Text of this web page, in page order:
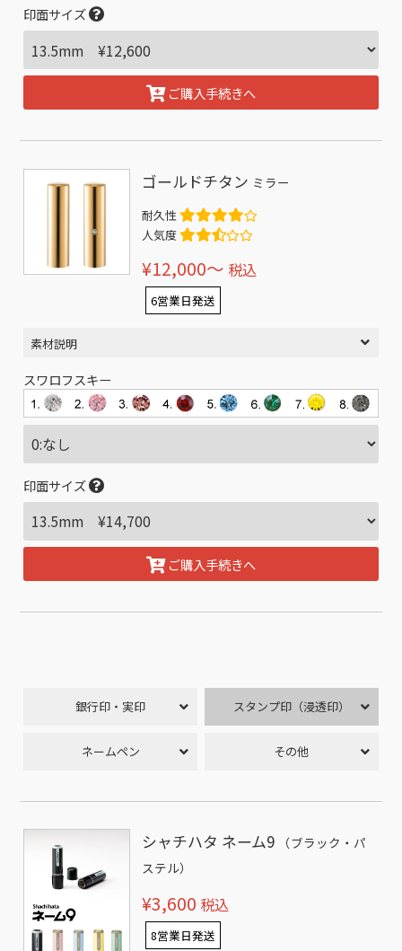
印面サイズ
ご購入手続きへ
ゴールドチタン ミラー
耐久性
人気度
¥12,000〜 税込
6営業日発送
素材説明
スワロフスキー
印面サイズ
ご購入手続きへ
銀行印・実印 スタンプ印（浸透印）
ネームペン その他
シャチハタ ネーム9
（ブラック・パ
ステル）
¥3,600 税込
8営業日発送